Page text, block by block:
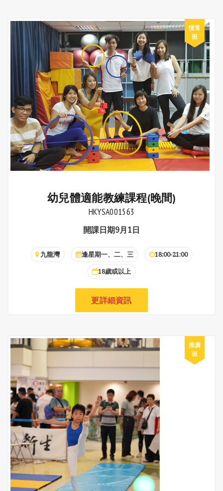
幼兒體適能教練課程(晚間)
HKYSA001563
開課日期9月1日
九龍灣 逢星期一、二、三
18:00-21:00
18歲或以上
更詳細資訊